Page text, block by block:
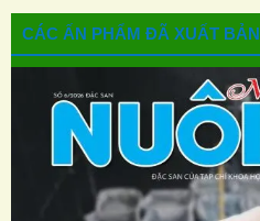
CÁC ẤN PHẨM ĐÃ XUẤT BẢN